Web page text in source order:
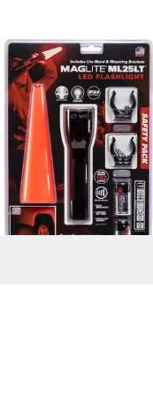
ML25 LED
€ UVP67,95 €
- in 2-3 Werktagen bei dir